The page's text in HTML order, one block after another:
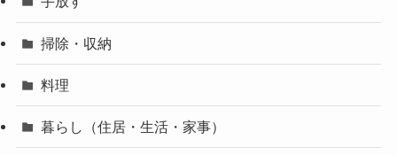
掃除・収納
料理
暮らし（住居・生活・家事）